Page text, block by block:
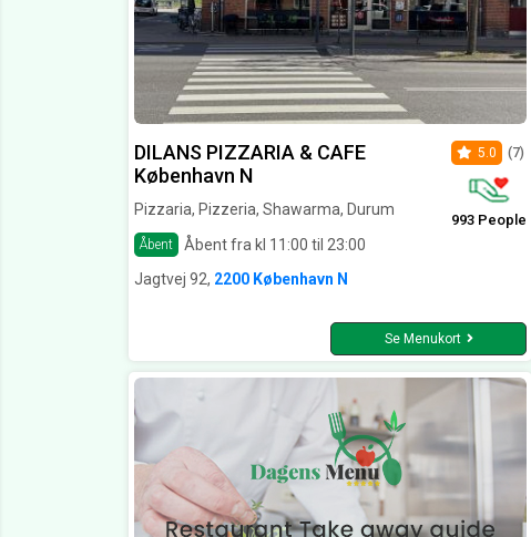
DILANS PIZZARIA & CAFE
København N
Pizzaria, Pizzeria, Shawarma, Durum
Åbent Åbent fra kl 11:00 til 23:00
5.0 (7)
993 People
Jagtvej 92, 2200 København N
Se Menukort